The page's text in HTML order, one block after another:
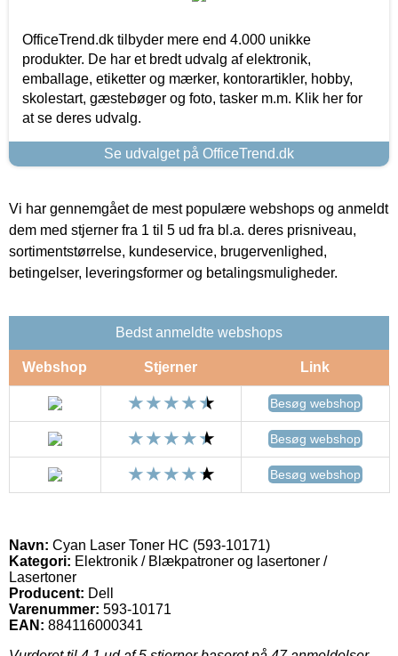
OfficeTrend.dk tilbyder mere end 4.000 unikke
produkter. De har et bredt udvalg af elektronik,
emballage, etiketter og mærker, kontorartikler, hobby,
skolestart, gæstebøger og foto, tasker m.m. Klik her for
at se deres udvalg.
Se udvalget på OfficeTrend.dk
Vi har gennemgået de mest populære webshops og anmeldt
dem med stjerner fra 1 til 5 ud fra bl.a. deres prisniveau,
sortimentstørrelse, kundeservice, brugervenlighed,
betingelser, leveringsformer og betalingsmuligheder.
Bedst anmeldte webshops
Webshop Stjerner Link
Besøg webshop
Besøg webshop
Besøg webshop
Navn: Cyan Laser Toner HC (593-10171)
Kategori: Elektronik / Blækpatroner og lasertoner /
Lasertoner
Producent: Dell
Varenummer: 593-10171
EAN: 884116000341